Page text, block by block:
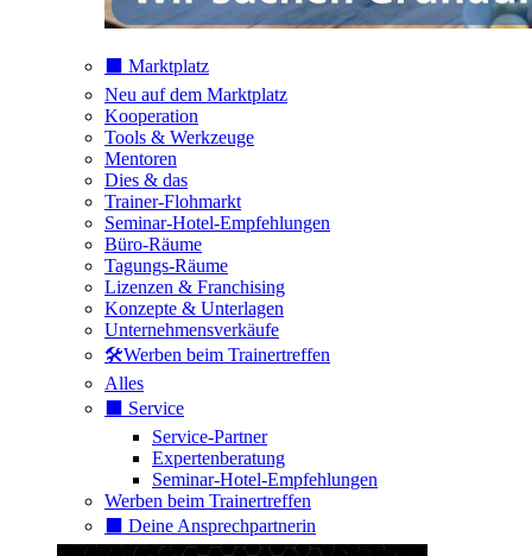
⬛️ Marktplatz
Neu auf dem Marktplatz
Kooperation
Tools & Werkzeuge
Mentoren
Dies & das
Trainer-Flohmarkt
Seminar-Hotel-Empfehlungen
Büro-Räume
Tagungs-Räume
Lizenzen & Franchising
Konzepte & Unterlagen
Unternehmensverkäufe
🛠️Werben beim Trainertreffen
Alles
⬛️ Service
Service-Partner
Expertenberatung
Seminar-Hotel-Empfehlungen
Werben beim Trainertreffen
⬛️ Deine Ansprechpartnerin